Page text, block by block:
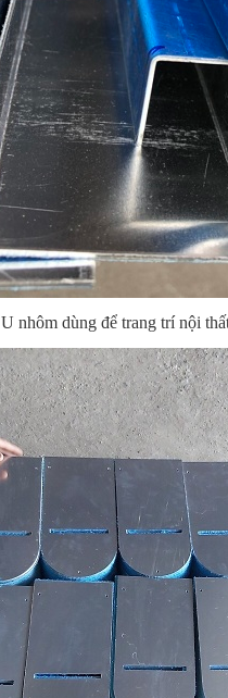
U nhôm dùng để trang trí nội